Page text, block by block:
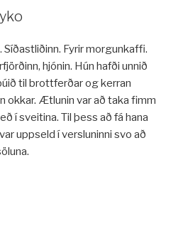
Fyrir morgunkaffi.
hjónin. Hún hafði unnið
til brottferðar og kerran
okkar. Ætlunin var að taka fimm
í sveitina. Til þess að fá hana
uppseld í versluninni svo að